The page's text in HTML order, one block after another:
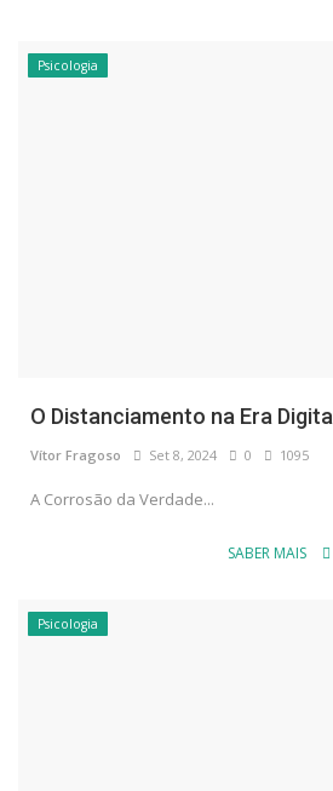
Psicologia
O Distanciamento na Era Digital
Vítor Fragoso Set 8, 2024 0 1095
A Corrosão da Verdade...
SABER MAIS
Psicologia